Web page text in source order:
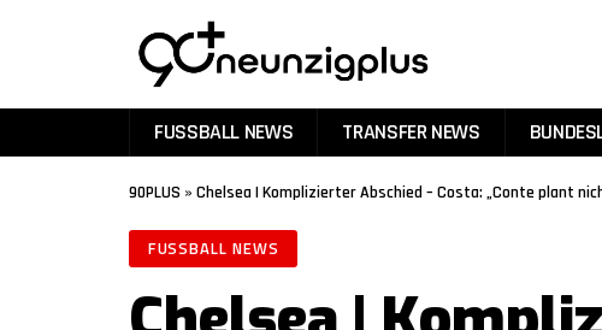
FUSSBALL NEWS TRANSFER NEWS
90PLUS » Chelsea | Komplizierter Abschied – Costa: „Conte plant
FUSSBALL NEWS